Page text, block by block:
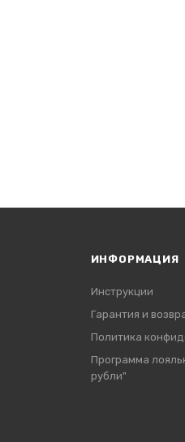
ИНФОРМАЦИЯ
Инструкции
Гарантия и
Политика
Программа
рубли"